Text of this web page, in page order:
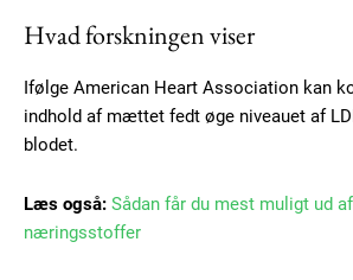
Hvad forskningen viser
Ifølge American Heart Association kan
indhold af mættet fedt øge niveauet af
blodet.
Læs også: Sådan får du mest muligt ud
næringsstoffer